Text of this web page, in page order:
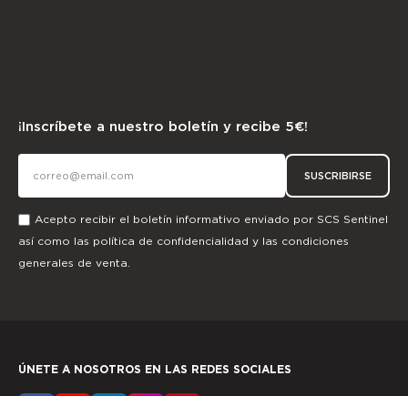
¡Inscríbete a nuestro boletín y recibe 5€!
SUSCRIBIRSE
Acepto recibir el boletín informativo enviado por SCS Sentinel
así como las política de confidencialidad y las condiciones
generales de venta.
ÚNETE A NOSOTROS EN LAS REDES SOCIALES